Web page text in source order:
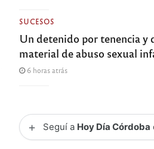
SUCESOS
Un detenido por tenencia y
material de abuso sexual
6 horas atrás
+ Seguí a Hoy Día Córdoba